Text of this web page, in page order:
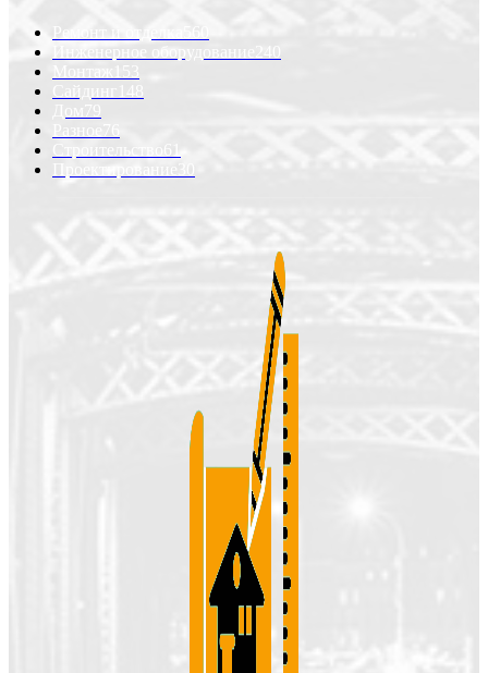
Ремонт и отделка
Инженерное оборудование
240
Монтаж
153
Сайдинг
148
Дом 79
Разное 76
Строительство
Проектирование